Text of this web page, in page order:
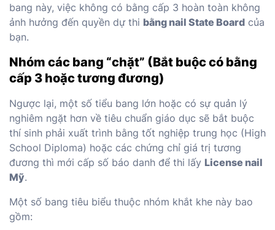
bang này, việc không có bằng cấp 3 hoàn toàn không
ảnh hưởng đến quyền dự thi bằng nail State Board của
bạn.
Nhóm các bang “chặt” (Bắt buộc có bằng
cấp 3 hoặc tương đương)
Ngược lại, một số tiểu bang lớn hoặc có sự quản lý
nghiêm ngặt hơn về tiêu chuẩn giáo dục sẽ bắt buộc
thí sinh phải xuất trình bằng tốt nghiệp trung học (High
School Diploma) hoặc các chứng chỉ giá trị tương
đương thì mới cấp số báo danh để thi lấy License nail
Mỹ.
Một số bang tiêu biểu thuộc nhóm khắt khe này bao
gồm: